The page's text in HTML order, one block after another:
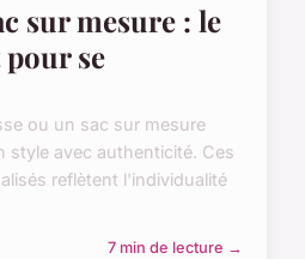
sur mesure : le
se
ou un sac sur mesure
style avec authenticité. Ces
reflètent l'individualité
7 min de lecture →